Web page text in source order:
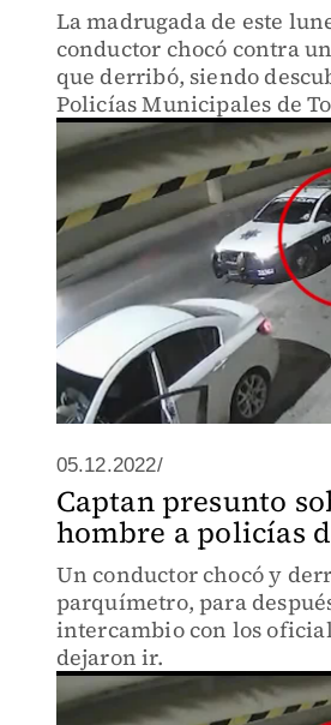
La madrugada de este
conductor chocó contra
que derribó, siendo
Policías Municipales de
pasaban por el lugar,
intercambio lo dejaron
todo captado en cámaras
05.12.2022/
Captan presunto
hombre a policías
Un conductor chocó y
parquímetro, para
intercambio con los
dejaron ir.